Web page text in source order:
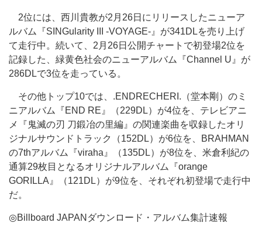
2位には、西川貴教が2月26日にリリースしたニューア
ルバム『SINGularity III -VOYAGE-』が341DLを売り上げ
て走行中。続いて、2月26日公開チャートで初登場2位を
記録した、緑黄色社会のニューアルバム『Channel U』が
286DLで3位を走っている。
その他トップ10では、.ENDRECHERI.（堂本剛）のミ
ニアルバム『END RE』（229DL）が4位を、テレビアニ
メ『鬼滅の刃 刀鍛冶の里編』の関連楽曲を収録したオリ
ジナルサウンドトラック（152DL）が6位を、BRAHMAN
の7thアルバム『viraha』（135DL）が8位を、米倉利紀の
通算29枚目となるオリジナルアルバム『orange
GORILLA』（121DL）が9位を、それぞれ初登場で走行中
だ。
◎Billboard JAPANダウンロード・アルバム集計速報